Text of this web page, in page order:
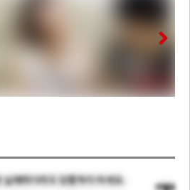
패하더라도 당황하지 마세요.